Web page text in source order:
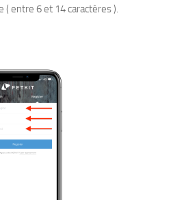
( entre 6 et 14 caractères ).